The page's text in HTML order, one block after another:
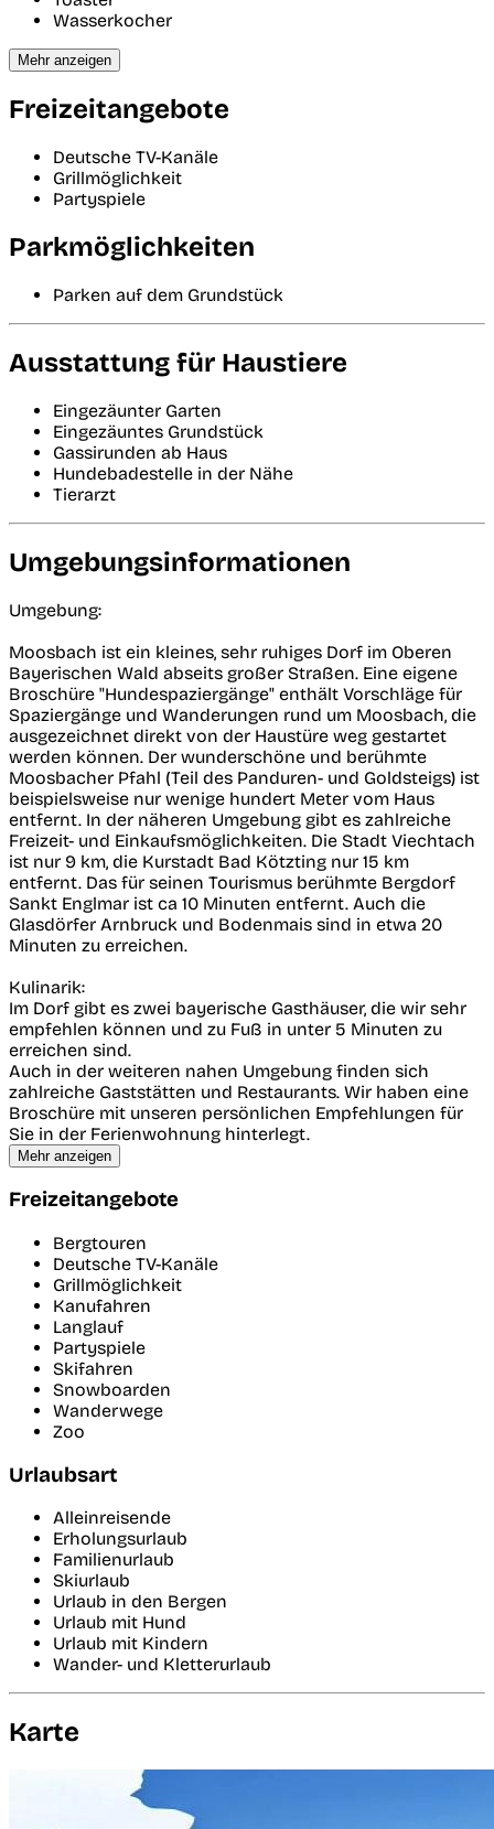
Wasserkocher
Mehr anzeigen
Freizeitangebote
Deutsche TV-Kanäle
Grillmöglichkeit
Partyspiele
Parkmöglichkeiten
Parken auf dem Grundstück
Ausstattung für Haustiere
Eingezäunter Garten
Eingezäuntes Grundstück
Gassirunden ab Haus
Hundebadestelle in der Nähe
Tierarzt
Umgebungsinformationen
Umgebung:
Moosbach ist ein kleines, sehr ruhiges Dorf im Oberen
Bayerischen Wald abseits großer Straßen. Eine eigene
Broschüre "Hundespaziergänge" enthält Vorschläge für
Spaziergänge und Wanderungen rund um Moosbach, die
ausgezeichnet direkt von der Haustüre weg gestartet
werden können. Der wunderschöne und berühmte
Moosbacher Pfahl (Teil des Panduren- und Goldsteigs) ist
beispielsweise nur wenige hundert Meter vom Haus
entfernt. In der näheren Umgebung gibt es zahlreiche
Freizeit- und Einkaufsmöglichkeiten. Die Stadt Viechtach
ist nur 9 km, die Kurstadt Bad Kötzting nur 15 km
entfernt. Das für seinen Tourismus berühmte Bergdorf
Sankt Englmar ist ca 10 Minuten entfernt. Auch die
Glasdörfer Arnbruck und Bodenmais sind in etwa 20
Minuten zu erreichen.
Kulinarik:
Im Dorf gibt es zwei bayerische Gasthäuser, die wir sehr
empfehlen können und zu Fuß in unter 5 Minuten zu
erreichen sind.
Auch in der weiteren nahen Umgebung finden sich
zahlreiche Gaststätten und Restaurants. Wir haben eine
Broschüre mit unseren persönlichen Empfehlungen für
Sie in der Ferienwohnung hinterlegt.
Mehr anzeigen
Freizeitangebote
Bergtouren
Deutsche TV-Kanäle
Grillmöglichkeit
Kanufahren
Langlauf
Partyspiele
Skifahren
Snowboarden
Wanderwege
Zoo
Urlaubsart
Alleinreisende
Erholungsurlaub
Familienurlaub
Skiurlaub
Urlaub in den Bergen
Urlaub mit Hund
Urlaub mit Kindern
Wander- und Kletterurlaub
Karte